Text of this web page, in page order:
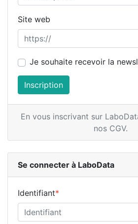
Site web
Je souhaite recevoir la
Inscription
En vous inscrivant sur
nos CGV.
Se connecter à LaboData
Identifiant*